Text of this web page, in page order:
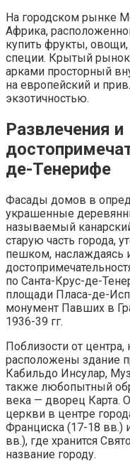
На городском рынке
Африка,
купить фрукты,
специи. Крытый
арками просторный
на европейский и
экзотичностью.
Развлечения и
де-Тенерифе
Фасады домов в
украшенные
называемый
старую часть города,
пешком, наслаждаясь
по Санта-Крус-де-
площади Пласа-де-
монумент Павших в
1936-39 гг.
Поблизости от
расположены здание
Кабильдо Инсулар,
также любопытный
века — дворец Карта.
церкви в центре
Франциска (17-18 вв.)
вв.), где хранится
название городу.